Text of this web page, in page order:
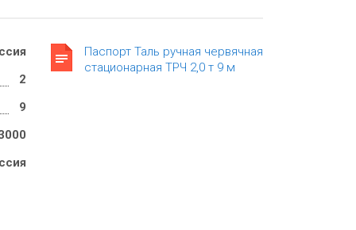
2
9
Паспорт Таль ручная червячная
стационарная ТРЧ 2,0 т 9 м